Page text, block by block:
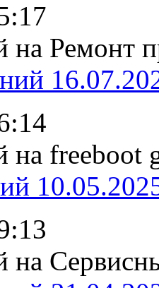
на Ремонт
на freeboot
на